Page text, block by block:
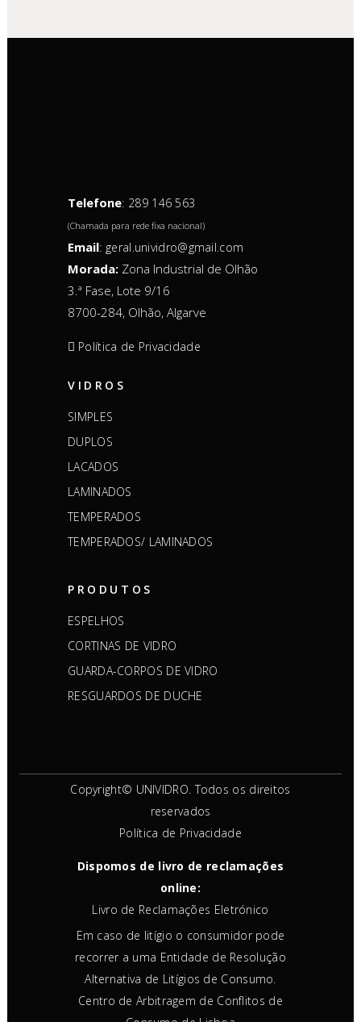
Telefone: 289 146 563
(Chamada para rede fixa nacional)
Email: geral.unividro@gmail.com
Morada: Zona Industrial de Olhão
3.ª Fase, Lote 9/16
8700-284, Olhão, Algarve
Política de Privacidade
VIDROS
SIMPLES
DUPLOS
LACADOS
LAMINADOS
TEMPERADOS
TEMPERADOS/ LAMINADOS
PRODUTOS
ESPELHOS
CORTINAS DE VIDRO
GUARDA-CORPOS DE VIDRO
RESGUARDOS DE DUCHE
Copyright© UNIVIDRO. Todos os direitos
reservados
Política de Privacidade
Dispomos de livro de reclamações
online:
Livro de Reclamações Eletrónico
Em caso de litígio o consumidor pode
recorrer a uma Entidade de Resolução
Alternativa de Litígios de Consumo.
Centro de Arbitragem de Conflitos de